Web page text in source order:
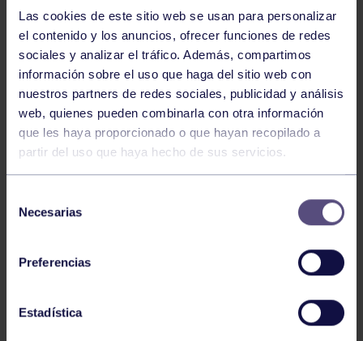
Las cookies de este sitio web se usan para personalizar
el contenido y los anuncios, ofrecer funciones de redes
sociales y analizar el tráfico. Además, compartimos
información sobre el uso que haga del sitio web con
nuestros partners de redes sociales, publicidad y análisis
web, quienes pueden combinarla con otra información
que les haya proporcionado o que hayan recopilado a
partir del uso que haya hecho de sus servicios.
Necesarias
Preferencias
Estadística
Voleibol 27 Abr 2026
CAMPEONAS DE ASTURIAS